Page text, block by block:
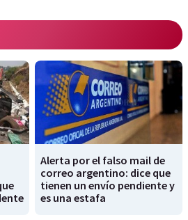
Alerta por el falso mail de
correo argentino: dice que
tienen un envío pendiente y
es una estafa